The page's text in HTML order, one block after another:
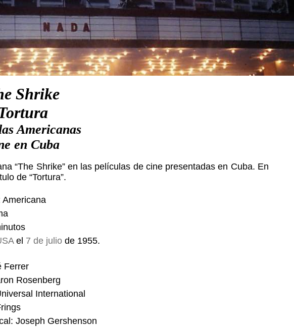
Shrike
Americanas
en Cuba
“The Shrike” en las películas de cine presentadas en Cuba. En
de “Tortura”.
Americana
el 7 de juliode 1955.
Ferrer
Rosenberg
International
Joseph Gershenson